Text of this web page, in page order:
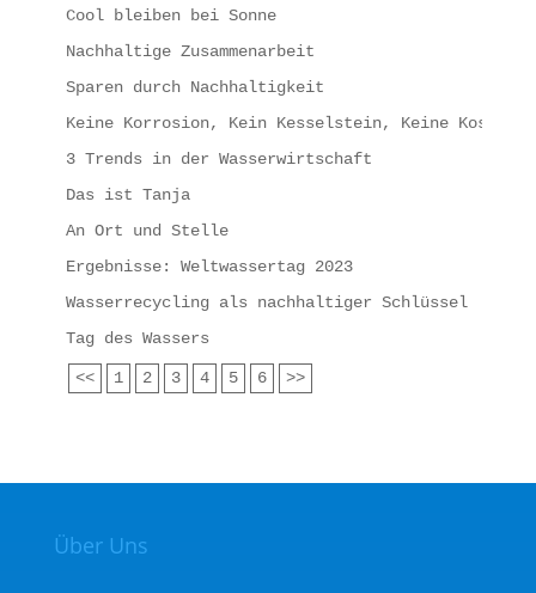
Cool bleiben bei Sonne
Nachhaltige Zusammenarbeit
Sparen durch Nachhaltigkeit
Keine Korrosion, Kein Kesselstein, Keine Kosten
3 Trends in der Wasserwirtschaft
Das ist Tanja
An Ort und Stelle
Ergebnisse: Weltwassertag 2023
Wasserrecycling als nachhaltiger Schlüssel
Tag des Wassers
<< 1 2 3 4 5 6 >>
Über Uns